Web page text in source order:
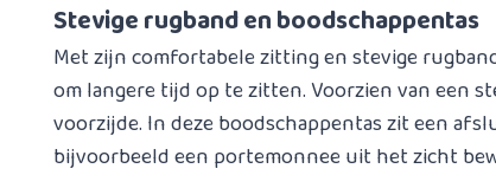
Stevige rugband en boodschappentas
Met zijn comfortabele zitting en stevige
om langere tijd op te zitten. Voorzien van een
voorzijde. In deze boodschappentas zit een
bijvoorbeeld een portemonnee uit het zicht